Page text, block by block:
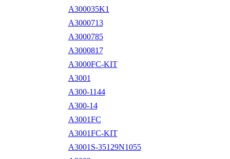
A300035K1
A3000713
A3000785
A3000817
A3000FC-KIT
A3001
A300-1144
A300-14
A3001FC
A3001FC-KIT
A3001S-35129N1055